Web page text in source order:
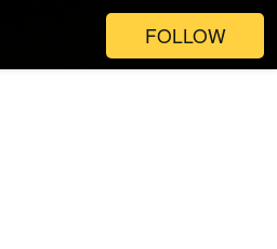
FOLLOW